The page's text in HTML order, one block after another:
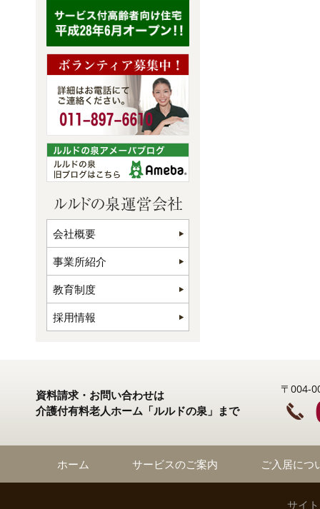
会社概要
事業所紹介
教育制度
採用情報
資料請求・お問い合わせは
介護付有料老人ホーム「ルルドの泉」まで
〒004-
ホーム サービスのご案内 ご入居につ
サイ